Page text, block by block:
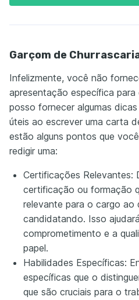
Garçom de
Infelizmente, você não
apresentação específica
posso fornecer algumas
úteis ao escrever uma carta
estão alguns pontos que
redigir uma:
Certificações Relevantes:
certificação ou formação
relevante para o cargo ao
candidatando. Isso
comprometimento e a
papel.
Habilidades Específicas:
específicas que o
que são cruciais para o